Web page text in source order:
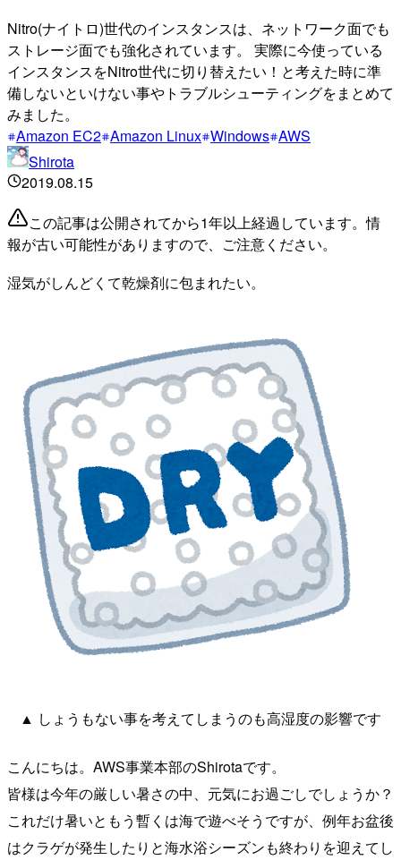
Nitro(ナイトロ)世代のインスタンスは、ネットワーク面でも
ストレージ面でも強化されています。 実際に今使っている
インスタンスをNitro世代に切り替えたい！と考えた時に準
備しないといけない事やトラブルシューティングをまとめて
みました。
Amazon EC2 Amazon Linux Windows AWS
Shirota
2019.08.15
この記事は公開されてから1年以上経過しています。情
報が古い可能性がありますので、ご注意ください。
湿気がしんどくて乾燥剤に包まれたい。
▲ しょうもない事を考えてしまうのも高湿度の影響です
こんにちは。AWS事業本部のShirotaです。
皆様は今年の厳しい暑さの中、元気にお過ごしでしょうか？
これだけ暑いともう暫くは海で遊べそうですが、例年お盆後
はクラゲが発生したりと海水浴シーズンも終わりを迎えてし